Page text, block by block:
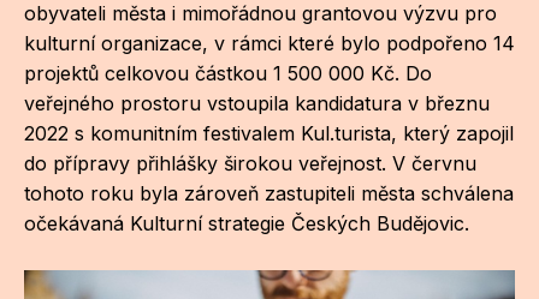
obyvateli města i mimořádnou grantovou výzvu pro
kulturní organizace, v rámci které bylo podpořeno 14
projektů celkovou částkou 1 500 000 Kč. Do
veřejného prostoru vstoupila kandidatura v březnu
2022 s komunitním festivalem Kul.turista, který zapojil
do přípravy přihlášky širokou veřejnost. V červnu
tohoto roku byla zároveň zastupiteli města schválena
očekávaná Kulturní strategie Českých Budějovic.